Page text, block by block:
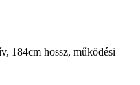
184cm hossz, működési